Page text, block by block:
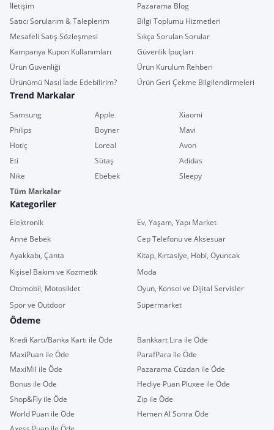
İletişim
Pazarama Blog
Satıcı Sorularım & Taleplerim
Bilgi Toplumu Hizmetleri
Mesafeli Satış Sözleşmesi
Sıkça Sorulan Sorular
Kampanya Kupon Kullanımları
Güvenlik İpuçları
Ürün Güvenliği
Ürün Kurulum Rehberi
Ürünümü Nasıl İade Edebilirim?
Ürün Geri Çekme Bilgilendirmeleri
Trend Markalar
Samsung Apple
Xiaomi
Philips
Boyner
Mavi
Hotiç
Loreal
Avon
Eti
Sütaş
Adidas
Nike
Ebebek
Sleepy
Tüm Markalar
Kategoriler
Elektronik
Ev, Yaşam, Yapı Market
Anne Bebek
Cep Telefonu ve Aksesuar
Ayakkabı, Çanta
Kitap, Kırtasiye, Hobi, Oyuncak
Kişisel Bakım ve Kozmetik
Moda
Otomobil, Motosiklet
Oyun, Konsol ve Dijital Servisler
Spor ve Outdoor
Süpermarket
Ödeme
Kredi Kartı/Banka Kartı ile Öde
Bankkart Lira ile Öde
MaxiPuan ile Öde
ParafPara ile Öde
MaxiMil ile Öde
Pazarama Cüzdan ile Öde
Bonus ile Öde
Hediye Puan Pluxee ile Öde
Shop&Fly ile Öde
Zip ile Öde
World Puan ile Öde
Hemen Al Sonra Öde